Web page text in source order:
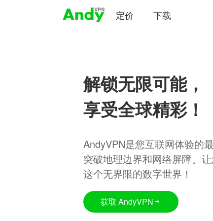
定价 下载
解锁无限可能，
享受全球精彩！
AndyVPN是您互联网体验的
突破地理边界和网络屏障。
这个无界限的数字世界！
获取 AndyVPN